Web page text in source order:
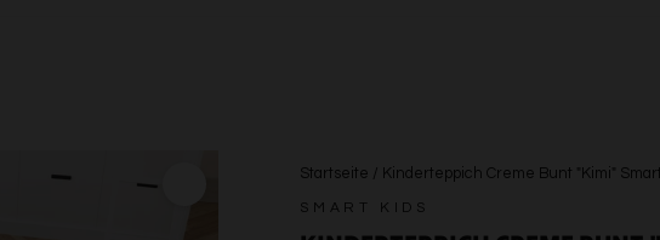
Startseite / Kinderteppich Creme Bunt "Kimi"
SMART KIDS